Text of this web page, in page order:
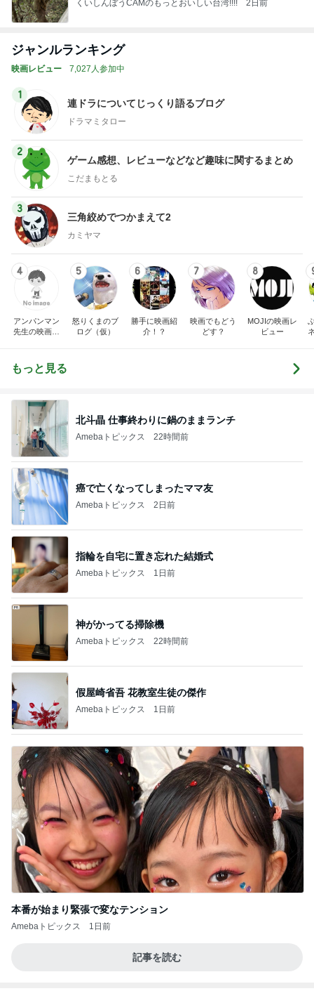
くいしんぼうCAMのもっとおいしい台湾!!!! 2日前
ジャンルランキング
映画レビュー 7,027人参加中
1
連ドラについてじっくり語るブログ
ドラマミタロー
2
ゲーム感想、レビューなどなど趣味に関するまとめ
こだまもとる
3
三角絞めでつかまえて2
カミヤマ
4
アンパンマン
先生の映画講
5
怒りくまのブ
ログ（仮）
6
勝手に映画紹
介！？
7
映画でもどう
どす？
8
MOJIの映画レ
ビュー
もっと見る
北斗晶 仕事終わりに鍋のままランチ
Amebaトピックス 22時間前
癌で亡くなってしまったママ友
Amebaトピックス 2日前
指輪を自宅に置き忘れた結婚式
Amebaトピックス 1日前
神がかってる掃除機
Amebaトピックス 22時間前
假屋崎省吾 花教室生徒の傑作
Amebaトピックス 1日前
本番が始まり緊張で変なテンション
Amebaトピックス 1日前
記事を読む